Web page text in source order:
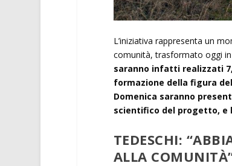
L’iniziativa rappresenta un
comunità, trasformato oggi
saranno infatti realizzati
formazione della figura
Domenica saranno
scientifico del progetto, e
TEDESCHI:
ALLA